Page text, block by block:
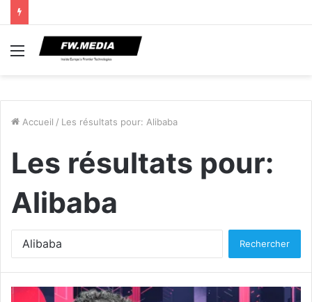
Menu
Accueil / Les résultats pour: Alibaba
Les résultats pour:
Alibaba